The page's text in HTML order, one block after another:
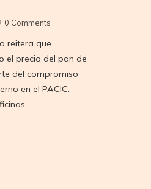
0 Comments
reitera que
el precio del pan de
del compromiso
en el PACIC.